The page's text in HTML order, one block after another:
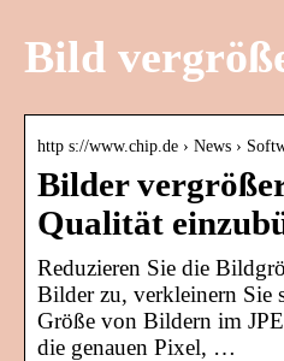
Bild
http s://www.chip.de › News ›
Bilder
Qualität
Reduzieren Sie die
Bilder zu, verkleinern Sie
Größe von Bildern im
die genauen Pixel, …